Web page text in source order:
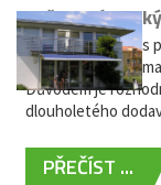
Vyřazení
Vážení zákazníci, s
nabídky výsuvné
Důvodem je
dlouholetého
PŘEČÍST ...